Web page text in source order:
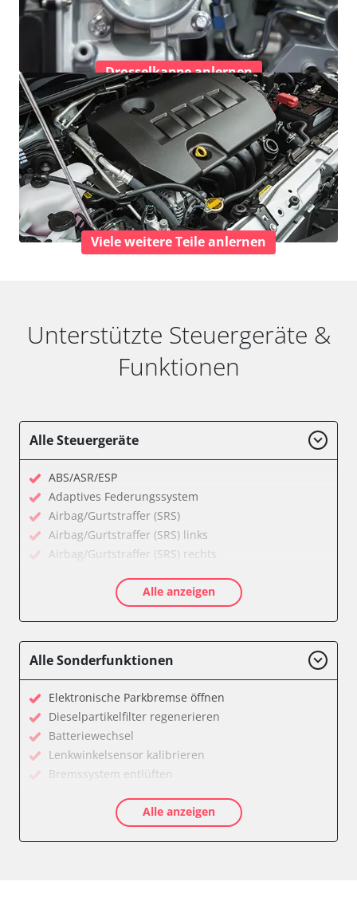
Drosselkappe anlernen
Viele weitere Teile anlernen
Unterstützte Steuergeräte &
Funktionen
Alle Steuergeräte
ABS/ASR/ESP
Adaptives Federungssystem
Airbag/Gurtstraffer (SRS)
Airbag/Gurtstraffer (SRS) links
Airbag/Gurtstraffer (SRS) rechts
Aktivlenkung
Anhängersteuergerät
Bedieneinheit Mittelkonsole
Bordcomputer
CD-Wechsler
Command
Dachbedieneinheit (DBE)
Dämpfungssystem hinten links
Dämpfungssystem hinten rechts
Dämpfungssystem vorne links
Dämpfungssystem vorne rechts
Alle anzeigen
Alle Sonderfunktionen
Elektronische Parkbremse öffnen
Dieselpartikelfilter regenerieren
Batteriewechsel
Lenkwinkelsensor kalibrieren
Bremssystem entlüften
Elektronische Parkbremse kalibrieren
Ölservicerückstellung
Alle anzeigen